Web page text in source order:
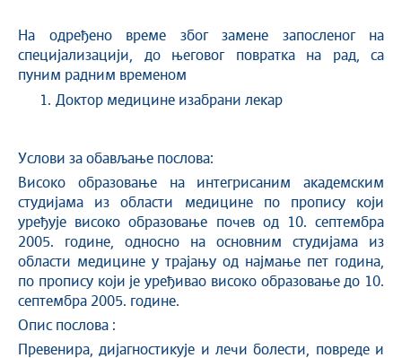
На одређено време због замене запосленог на
специјализацији, до његовог повратка на рад, са
пуним радним временом
Доктор медицине изабрани лекар
Услови за обављање послова:
Високо образовање на интегрисаним академским
студијама из области медицине по пропису који
уређује високо образовање почев од 10. септембра
2005. године, односно на основним студијама из
области медицине у трајању од најмање пет година,
по пропису који је уређивао високо образовање до 10.
септембра 2005. године.
Опис послова :
Превенира, дијагностикује и лечи болести, повреде и